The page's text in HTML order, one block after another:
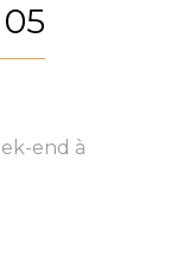
end à